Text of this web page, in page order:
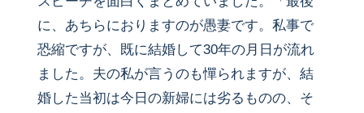
に、あちらにおりますのが愚妻です。私事で
恐縮ですが、既に結婚して30年の月日が流れ
ました。夫の私が言うのも憚られますが、結
婚した当初は今日の新婦には劣るものの、そ